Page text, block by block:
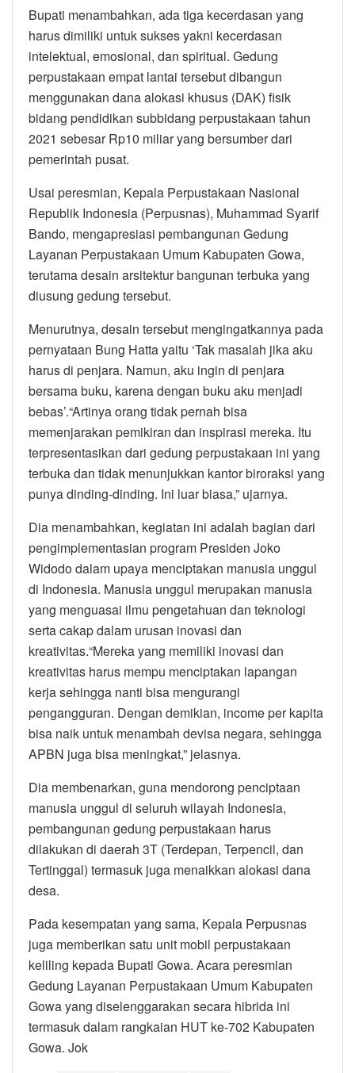
Bupati menambahkan, ada tiga kecerdasan yang
harus dimiliki untuk sukses yakni kecerdasan
intelektual, emosional, dan spiritual. Gedung
perpustakaan empat lantai tersebut dibangun
menggunakan dana alokasi khusus (DAK) fisik
bidang pendidikan subbidang perpustakaan tahun
2021 sebesar Rp10 miliar yang bersumber dari
pemerintah pusat.
Usai peresmian, Kepala Perpustakaan Nasional
Republik Indonesia (Perpusnas), Muhammad Syarif
Bando, mengapresiasi pembangunan Gedung
Layanan Perpustakaan Umum Kabupaten Gowa,
terutama desain arsitektur bangunan terbuka yang
diusung gedung tersebut.
Menurutnya, desain tersebut mengingatkannya pada
pernyataan Bung Hatta yaitu ‘Tak masalah jika aku
harus di penjara. Namun, aku ingin di penjara
bersama buku, karena dengan buku aku menjadi
bebas’.“Artinya orang tidak pernah bisa
memenjarakan pemikiran dan inspirasi mereka. Itu
terpresentasikan dari gedung perpustakaan ini yang
terbuka dan tidak menunjukkan kantor biroraksi yang
punya dinding-dinding. Ini luar biasa,” ujarnya.
Dia menambahkan, kegiatan ini adalah bagian dari
pengimplementasian program Presiden Joko
Widodo dalam upaya menciptakan manusia unggul
di Indonesia. Manusia unggul merupakan manusia
yang menguasai ilmu pengetahuan dan teknologi
serta cakap dalam urusan inovasi dan
kreativitas.“Mereka yang memiliki inovasi dan
kreativitas harus mempu menciptakan lapangan
kerja sehingga nanti bisa mengurangi
pengangguran. Dengan demikian, income per kapita
bisa naik untuk menambah devisa negara, sehingga
APBN juga bisa meningkat,” jelasnya.
Dia membenarkan, guna mendorong penciptaan
manusia unggul di seluruh wilayah Indonesia,
pembangunan gedung perpustakaan harus
dilakukan di daerah 3T (Terdepan, Terpencil, dan
Tertinggal) termasuk juga menaikkan alokasi dana
desa.
Pada kesempatan yang sama, Kepala Perpusnas
juga memberikan satu unit mobil perpustakaan
keliling kepada Bupati Gowa. Acara peresmian
Gedung Layanan Perpustakaan Umum Kabupaten
Gowa yang diselenggarakan secara hibrida ini
termasuk dalam rangkaian HUT ke-702 Kabupaten
Gowa. Jok